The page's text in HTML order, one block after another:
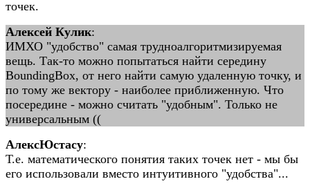
точек.
Алексей Кулик:
ИМХО "удобство" самая трудноалгоритмизируемая
вещь. Так-то можно попытаться найти середину
BoundingBox, от него найти самую удаленную точку, и
по тому же вектору - наиболее приближенную. Что
посередине - можно считать "удобным". Только не
универсальным ((
АлексЮстасу:
Т.е. математического понятия таких точек нет - мы бы
его использовали вместо интуитивного "удобства"...